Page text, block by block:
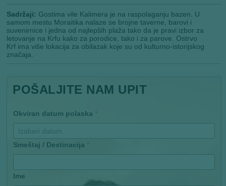
Sadržaji: Gostima vile Kalimera je na raspolaganju bazen. U
samom mestu Moraitika nalaze se brojne taverne, barovi i
suvenirnice i jedna od najlepših plaža tako da je pravi izbor za
letovanje na Krfu kako za porodice, tako i za parove. Ostrvo
Krf ima više lokacija za obilazak koje su od kulturno-istorijskog
značaja.
POŠALJITE NAM UPIT
Okviran datum polaska *
Smeštaj / Destinacija *
Ime